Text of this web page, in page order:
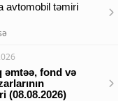
avtomobil təmiri
əmtəə, fond və
(08.08.2026)